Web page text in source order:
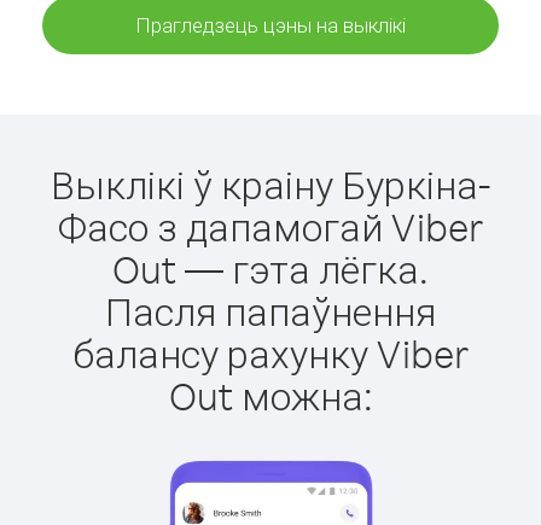
Прагледзець цэны на выклікі
Выклікі ў краіну Буркіна-
Фасо з дапамогай Viber
Out — гэта лёгка.
Пасля папаўнення
балансу рахунку Viber
Out можна: